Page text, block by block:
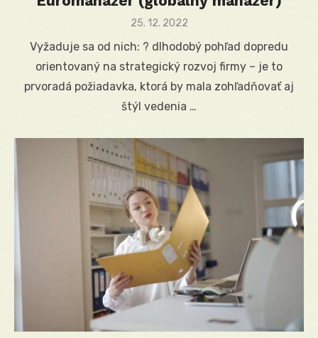
Posted
25. 12. 2022
Vyžaduje sa od nich: ? dlhodobý pohľad dopredu
orientovaný na strategický rozvoj firmy – je to
prvoradá požiadavka, ktorá by mala zohľadňovať aj
štýl vedenia …